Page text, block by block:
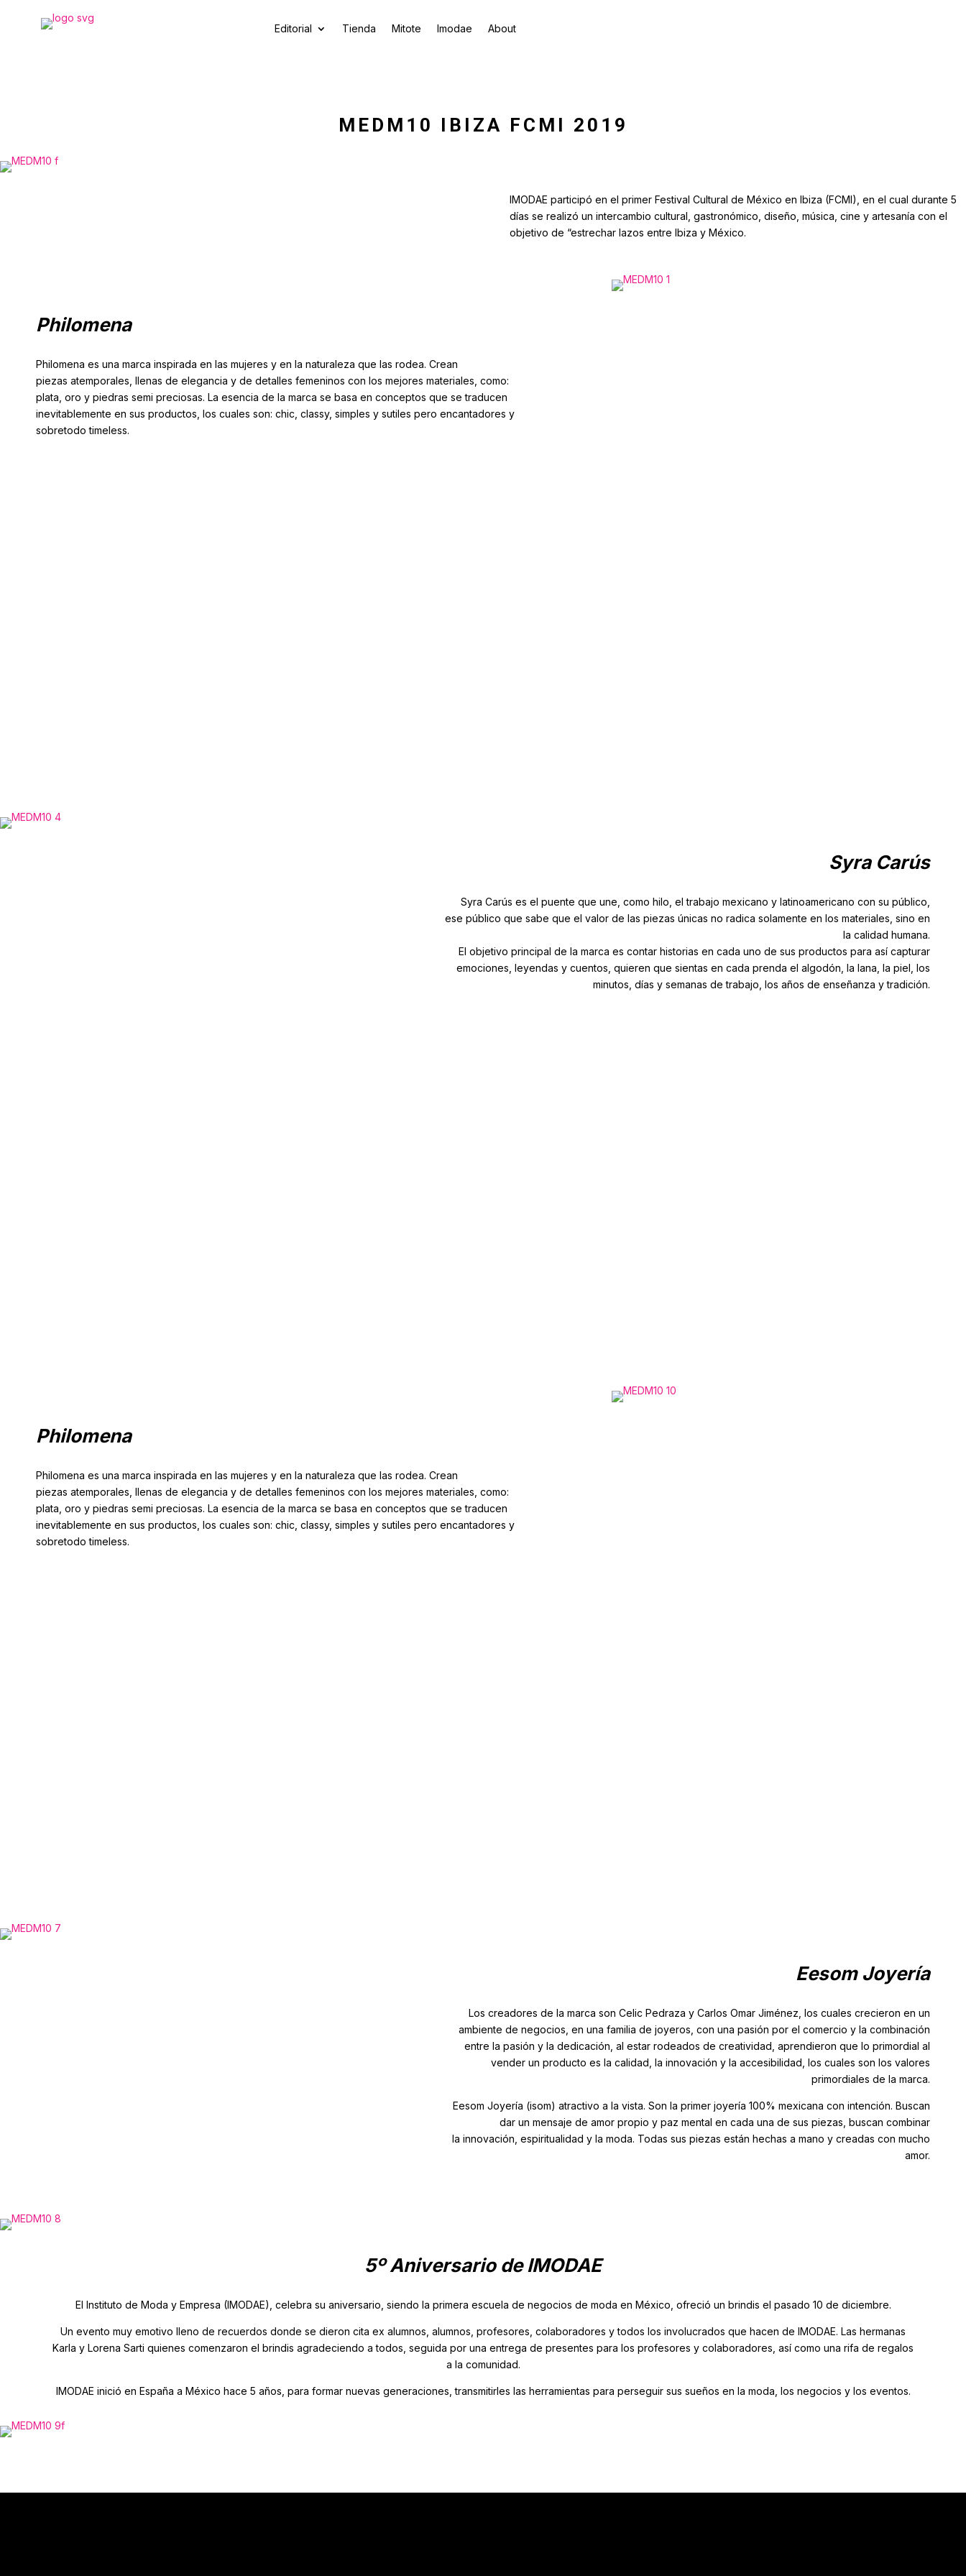
Editorial Tienda Mitote Imodae About
MEDM10 IBIZA FCMI 2019
IMODAE participó en el primer Festival Cultural de México en Ibiza (FCMI), en el cual durante 5
días se realizó un intercambio cultural, gastronómico, diseño, música, cine y artesanía con el
objetivo de “estrechar lazos entre Ibiza y México.
Philomena
Philomena es una marca inspirada en las mujeres y en la naturaleza que las rodea. Crean
piezas atemporales, llenas de elegancia y de detalles femeninos con los mejores materiales, como:
plata, oro y piedras semi preciosas. La esencia de la marca se basa en conceptos que se traducen
inevitablemente en sus productos, los cuales son: chic, classy, simples y sutiles pero encantadores y
sobretodo timeless.
Syra Carús
Syra Carús es el puente que une, como hilo, el trabajo mexicano y latinoamericano con su público,
ese público que sabe que el valor de las piezas únicas no radica solamente en los materiales, sino en
la calidad humana.
El objetivo principal de la marca es contar historias en cada uno de sus productos para así capturar
emociones, leyendas y cuentos, quieren que sientas en cada prenda el algodón, la lana, la piel, los
minutos, días y semanas de trabajo, los años de enseñanza y tradición.
Philomena
Philomena es una marca inspirada en las mujeres y en la naturaleza que las rodea. Crean
piezas atemporales, llenas de elegancia y de detalles femeninos con los mejores materiales, como:
plata, oro y piedras semi preciosas. La esencia de la marca se basa en conceptos que se traducen
inevitablemente en sus productos, los cuales son: chic, classy, simples y sutiles pero encantadores y
sobretodo timeless.
Eesom Joyería
Los creadores de la marca son Celic Pedraza y Carlos Omar Jiménez, los cuales crecieron en un
ambiente de negocios, en una familia de joyeros, con una pasión por el comercio y la combinación
entre la pasión y la dedicación, al estar rodeados de creatividad, aprendieron que lo primordial al
vender un producto es la calidad, la innovación y la accesibilidad, los cuales son los valores
primordiales de la marca.
Eesom Joyería (isom) atractivo a la vista. Son la primer joyería 100% mexicana con intención. Buscan
dar un mensaje de amor propio y paz mental en cada una de sus piezas, buscan combinar
la innovación, espiritualidad y la moda. Todas sus piezas están hechas a mano y creadas con mucho
amor.
5º Aniversario de IMODAE
El Instituto de Moda y Empresa (IMODAE), celebra su aniversario, siendo la primera escuela de negocios de moda en México, ofreció un brindis el pasado 10 de diciembre.
Un evento muy emotivo lleno de recuerdos donde se dieron cita ex alumnos, alumnos, profesores, colaboradores y todos los involucrados que hacen de IMODAE. Las hermanas
Karla y Lorena Sarti quienes comenzaron el brindis agradeciendo a todos, seguida por una entrega de presentes para los profesores y colaboradores, así como una rifa de regalos
a la comunidad.
IMODAE inició en España a México hace 5 años, para formar nuevas generaciones, transmitirles las herramientas para perseguir sus sueños en la moda, los negocios y los eventos.